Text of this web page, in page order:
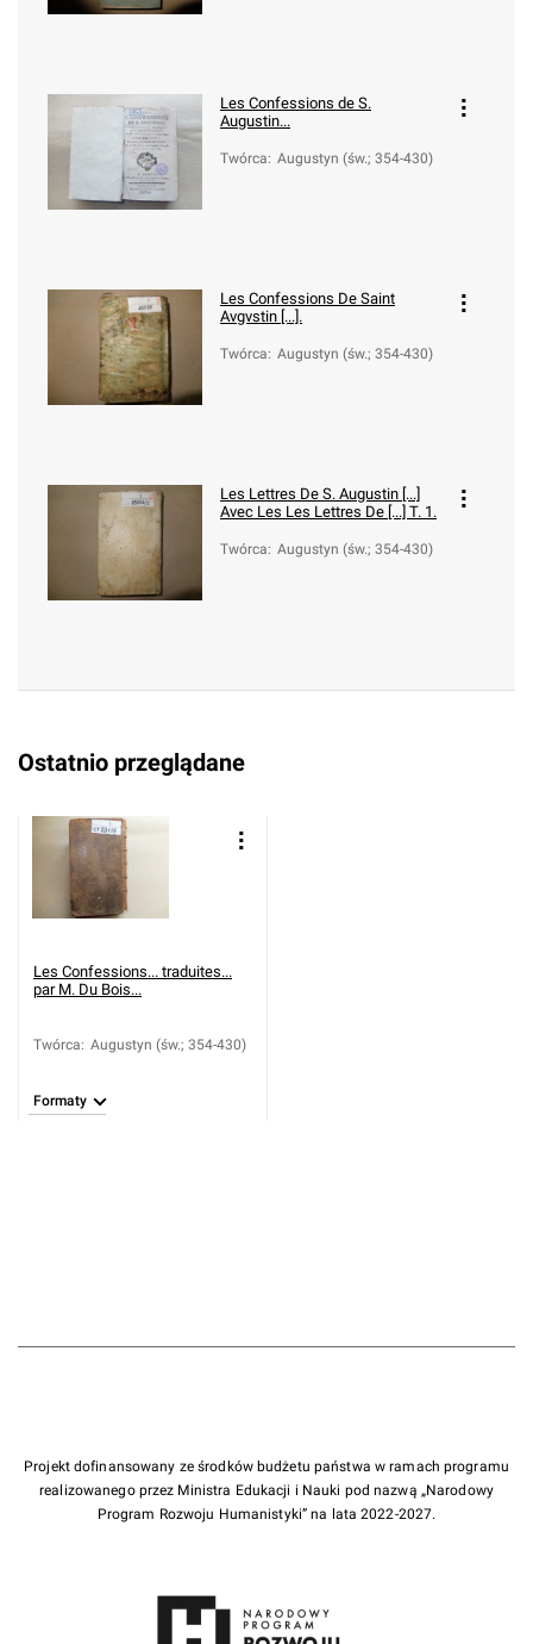
Les Confessions de S.
Augustin...
Twórca: Augustyn (św.; 354-430)
Les Confessions De Saint
Avgvstin [...].
Twórca: Augustyn (św.; 354-430)
Les Lettres De S. Augustin [...]
Avec Les Les Lettres De [...] T. 1.
Twórca: Augustyn (św.; 354-430)
Ostatnio przeglądane
Les Confessions... traduites...
par M. Du Bois...
Twórca: Augustyn (św.; 354-430)
Formaty
Projekt dofinansowany ze środków budżetu państwa w ramach programu
realizowanego przez Ministra Edukacji i Nauki pod nazwą „Narodowy
Program Rozwoju Humanistyki” na lata 2022-2027.